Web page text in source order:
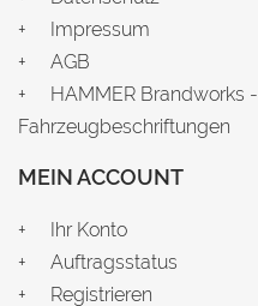
Impressum
AGB
HAMMER Brandworks
Fahrzeugbeschriftungen
MEIN ACCOUNT
Ihr Konto
Auftragsstatus
Registrieren